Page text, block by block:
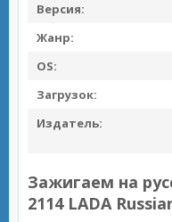
Версия:
Жанр:
OS:
Загрузок:
Издатель:
Зажигаем на
2114 LADA